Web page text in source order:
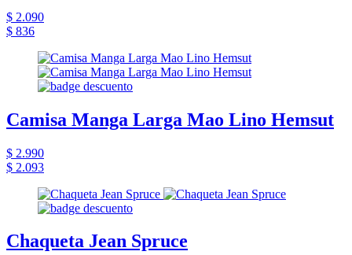
$ 2.090
$ 836
Camisa Manga Larga Mao Lino Hemsut
$ 2.990
$ 2.093
Chaqueta Jean Spruce